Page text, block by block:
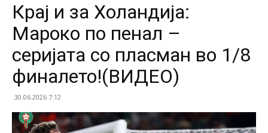
Крај и за Холандија:
Мароко по пенал –
серијата со пласман во 1/8
финалето!(ВИДЕО)
30.06.2026 7:12